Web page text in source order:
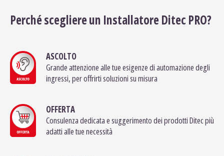
Perché scegliere un Installatore Ditec PRO?
ASCOLTO
Grande attenzione alle tue esigenze di automazione degli
ingressi, per offrirti soluzioni su misura
OFFERTA
Consulenza dedicata e suggerimento dei prodotti Ditec più
adatti alle tue necessità